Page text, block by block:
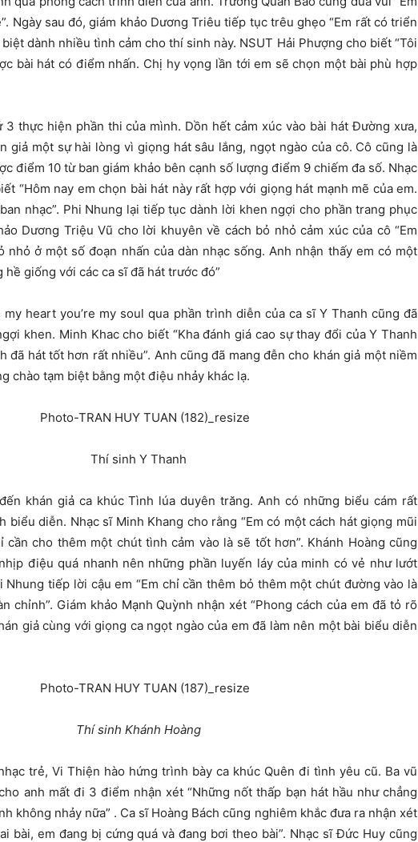
Ngày sau đó, giám khảo Dương Triêu tiếp tục trêu ghẹo “Em rất có triển
dành nhiều tình cảm cho thí sinh này. NSUT Hải Phượng cho biết “Tôi
bài hát có điểm nhấn. Chị hy vọng lần tới em sẽ chọn một bài phù hợp
3 thực hiện phần thi của mình. Dồn hết cảm xúc vào bài hát Đường xưa,
giả một sự hài lòng vì giọng hát sâu lắng, ngọt ngào của cô. Cô cũng là
điểm 10 từ ban giám khảo bên cạnh số lượng điểm 9 chiếm đa số. Nhạc
“Hôm nay em chọn bài hát này rất hợp với giọng hát mạnh mẽ của em.
nhạc”. Phi Nhung lại tiếp tục dành lời khen ngợi cho phần trang phục
Dương Triệu Vũ cho lời khuyên về cách bỏ nhỏ cảm xúc của cô “Em
nhỏ ở một số đoạn nhấn của dàn nhạc sống. Anh nhận thấy em có một
giống với các ca sĩ đã hát trước đó”
my heart you’re my soul qua phần trình diễn của ca sĩ Y Thanh cũng đã
khen. Minh Khac cho biết “Kha đánh giá cao sự thay đổi của Y Thanh
đã hát tốt hơn rất nhiều”. Anh cũng đã mang đễn cho khán giả một niềm
chào tạm biệt bằng một điệu nhảy khác lạ.
Thí sinh Y Thanh
khán giả ca khúc Tình lúa duyên trăng. Anh có những biểu cám rất
biểu diễn. Nhạc sĩ Minh Khang cho rằng “Em có một cách hát giọng mũi
cần cho thêm một chút tình cảm vào là sẽ tốt hơn”. Khánh Hoàng cũng
điệu quá nhanh nên những phần luyến láy của minh có vẻ như lướt
Nhung tiếp lời cậu em “Em chỉ cần thêm bỏ thêm một chút đường vào là
chỉnh”. Giám khảo Mạnh Quỳnh nhận xét “Phong cách của em đã tỏ rõ
giả cùng với giọng ca ngọt ngào của em đã làm nên một bài biểu diễn
Thí sinh Khánh Hoàng
trẻ, Vi Thiện hào hứng trình bày ca khúc Quên đi tình yêu cũ. Ba vũ
anh mất đi 3 điểm nhận xét “Những nốt thấp bạn hát hầu như chẳng
không nhảy nữa” . Ca sĩ Hoàng Bách cũng nghiêm khắc đưa ra nhận xét
bài, em đang bị cứng quá và đang bơi theo bài”. Nhạc sĩ Đức Huy cũng